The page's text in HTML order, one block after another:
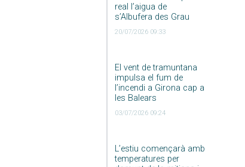
real l’aigua de
s’Albufera des Grau
20/07/2026 09:33
El vent de tramuntana
impulsa el fum de
l’incendi a Girona cap a
les Balears
03/07/2026 09:24
L’estiu començarà amb
temperatures per